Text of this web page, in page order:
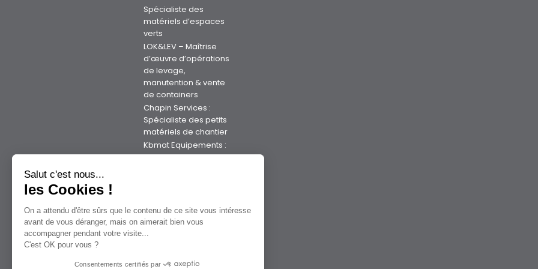
Spécialiste des
matériels d’espaces
verts
LOK&LEV – Maîtrise
d’œuvre d’opérations
de levage,
manutention & vente
de containers
Chapin Services :
Spécialiste des petits
matériels de chantier
Kbmat Equipements :
Votre expert Kubota
matériels sur la
Manche
Salut c'est nous...
les Cookies !
On a attendu d'être sûrs que le contenu de ce site vous intéresse
avant de vous déranger, mais on aimerait bien vous
accompagner pendant votre visite...
C'est OK pour vous ?
Consentements certifiés par